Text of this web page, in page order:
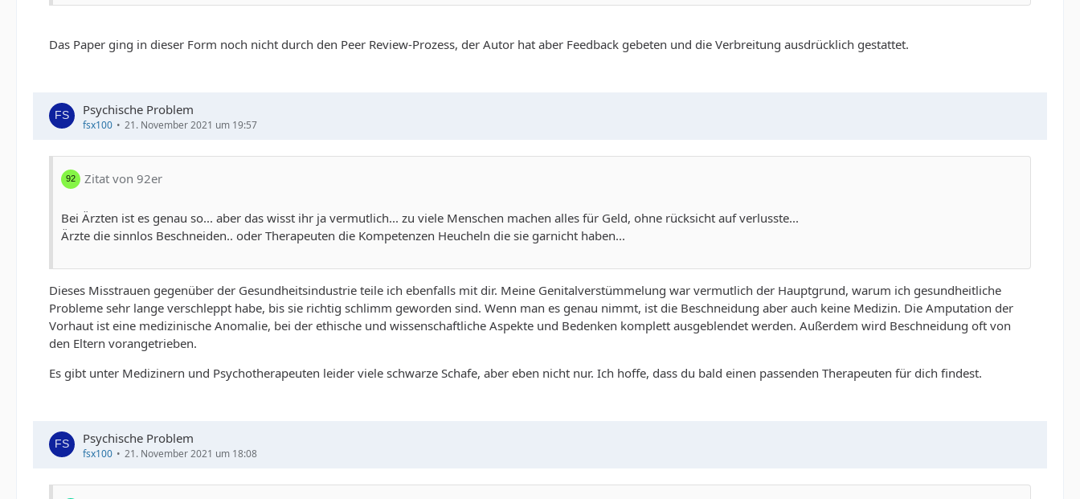
Das Paper ging in dieser Form noch nicht durch den Peer Review-Prozess, der Autor hat aber Feedback gebeten und die Verbreitung ausdrücklich gestattet.
Psychische Problem
fsx100 21. November 2021 um 19:57
Zitat von 92er
Bei Ärzten ist es genau so... aber das wisst ihr ja vermutlich... zu viele Menschen machen alles für Geld, ohne rücksicht auf verlusste...
Ärzte die sinnlos Beschneiden.. oder Therapeuten die Kompetenzen Heucheln die sie garnicht haben...
Dieses Misstrauen gegenüber der Gesundheitsindustrie teile ich ebenfalls mit dir. Meine Genitalverstümmelung war vermutlich der Hauptgrund, warum ich gesundheitliche
Probleme sehr lange verschleppt habe, bis sie richtig schlimm geworden sind. Wenn man es genau nimmt, ist die Beschneidung aber auch keine Medizin. Die Amputation der
Vorhaut ist eine medizinische Anomalie, bei der ethische und wissenschaftliche Aspekte und Bedenken komplett ausgeblendet werden. Außerdem wird Beschneidung oft von
den Eltern vorangetrieben.
Es gibt unter Medizinern und Psychotherapeuten leider viele schwarze Schafe, aber eben nicht nur. Ich hoffe, dass du bald einen passenden Therapeuten für dich findest.
Psychische Problem
fsx100 21. November 2021 um 18:08